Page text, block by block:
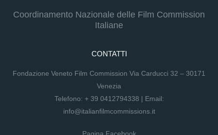
Coordinamento Nazionale delle Film Commission
Italiane
CONTATTI
Fondazione Veneto Film Commission Via Carducci 32 – 30171
Venezia
Telefono: + 39 0412794338 | Email:
info@italianfilmcommissions.it
Pagina Facebook